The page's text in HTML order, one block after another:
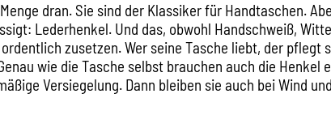
dran. Sie sind der Klassiker für Handtaschen.
Lederhenkel. Und das, obwohl Handschweiß,
zusetzen. Wer seine Tasche liebt, der pflegt
wie die Tasche selbst brauchen auch die Henkel
Versiegelung. Dann bleiben sie auch bei Wind